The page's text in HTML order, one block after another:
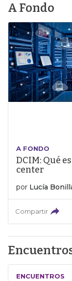
A Fondo
A FONDO
DCIM: Qué
center
por Lucía
Compartir
ENCUENTROS